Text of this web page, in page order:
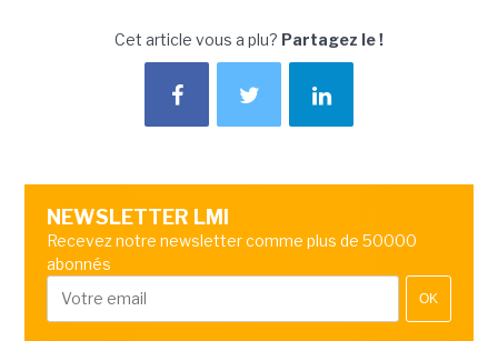
Cet article vous a plu? Partagez le !
NEWSLETTER LMI
Recevez notre newsletter comme plus de 50000
abonnés
OK